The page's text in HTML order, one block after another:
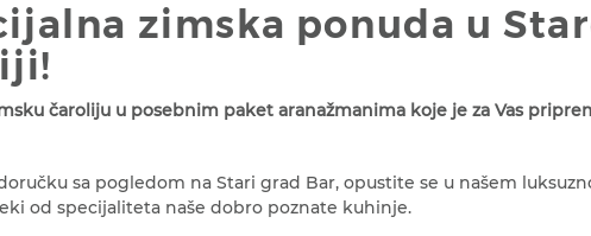
zimska ponuda u
čaroliju u posebnim paket aranažmanima koje je za Vas
sa pogledom na Stari grad Bar, opustite se u našem
od specijaliteta naše dobro poznate kuhinje.